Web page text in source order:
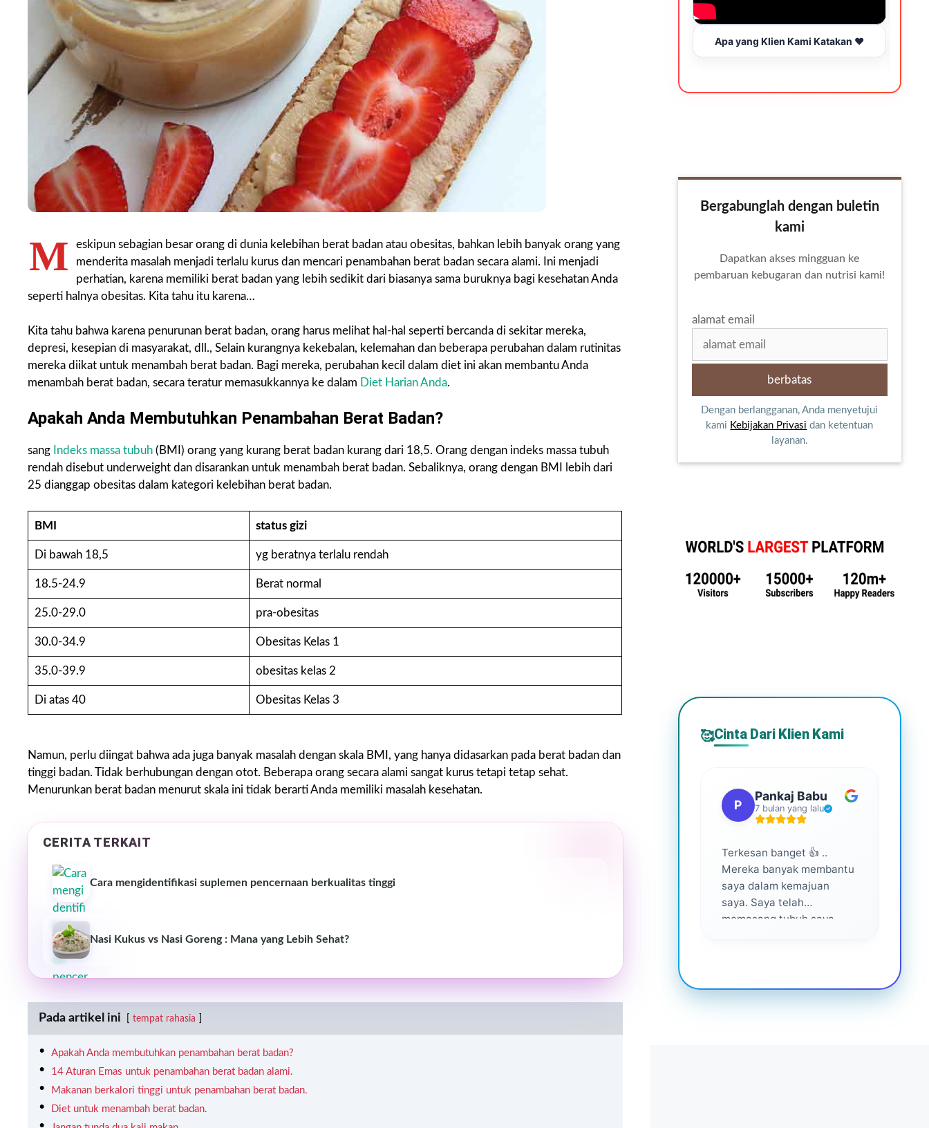
M
eskipun sebagian besar orang di dunia kelebihan berat badan atau obesitas, bahkan lebih banyak orang yang
menderita masalah menjadi terlalu kurus dan mencari penambahan berat badan secara alami. Ini menjadi
perhatian, karena memiliki berat badan yang lebih sedikit dari biasanya sama buruknya bagi kesehatan Anda
seperti halnya obesitas. Kita tahu itu karena…
Kita tahu bahwa karena penurunan berat badan, orang harus melihat hal-hal seperti bercanda di sekitar mereka,
depresi, kesepian di masyarakat, dll., Selain kurangnya kekebalan, kelemahan dan beberapa perubahan dalam rutinitas
mereka diikat untuk menambah berat badan. Bagi mereka, perubahan kecil dalam diet ini akan membantu Anda
menambah berat badan, secara teratur memasukkannya ke dalam Diet Harian Anda.
Apakah Anda Membutuhkan Penambahan Berat Badan?
sang Indeks massa tubuh (BMI) orang yang kurang berat badan kurang dari 18,5. Orang dengan indeks massa tubuh
rendah disebut underweight dan disarankan untuk menambah berat badan. Sebaliknya, orang dengan BMI lebih dari
25 dianggap obesitas dalam kategori kelebihan berat badan.
BMI status gizi
Di bawah 18,5 yg beratnya terlalu rendah
18.5-24.9 Berat normal
25.0-29.0 pra-obesitas
30.0-34.9 Obesitas Kelas 1
35.0-39.9 obesitas kelas 2
Di atas 40 Obesitas Kelas 3
Namun, perlu diingat bahwa ada juga banyak masalah dengan skala BMI, yang hanya didasarkan pada berat badan dan
tinggi badan. Tidak berhubungan dengan otot. Beberapa orang secara alami sangat kurus tetapi tetap sehat.
Menurunkan berat badan menurut skala ini tidak berarti Anda memiliki masalah kesehatan.
CERITA TERKAIT
Cara mengidentifikasi suplemen pencernaan berkualitas tinggi
Nasi Kukus vs Nasi Goreng : Mana yang Lebih Sehat?
Pada artikel ini tempat rahasia
Apakah Anda membutuhkan penambahan berat badan?
14 Aturan Emas untuk penambahan berat badan alami.
Makanan berkalori tinggi untuk penambahan berat badan.
Diet untuk menambah berat badan.
Apa yang Klien Kami Katakan ❤️
Bergabunglah dengan buletin
kami
Dapatkan akses mingguan ke
pembaruan kebugaran dan nutrisi kami!
alamat email
Dengan berlangganan, Anda menyetujui
kami Kebijakan Privasi dan ketentuan
layanan.
🥰Cinta Dari Klien Kami
P
Pankaj Babu
7 bulan yang lalu
Terkesan banget 👍 ..
Mereka banyak membantu
saya dalam kemajuan
saya. Saya telah
memasang tubuh saya
dari mereka 💕